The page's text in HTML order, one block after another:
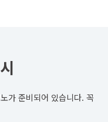
가 준비되어 있습니다. 꼭